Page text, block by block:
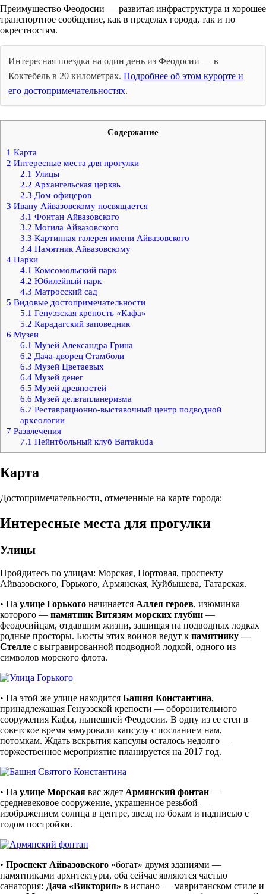
Преимущество Феодосии — развитая инфраструктура и хорошее
транспортное сообщение, как в пределах города, так и по
окрестностям.
Интересная поездка на один день из Феодосии — в
Коктебель в 20 километрах. Подробнее об этом курорте и
его достопримечательностях.
Содержание
1 Карта
2 Интересные места для прогулки
2.1 Улицы
2.2 Архангельская церквь
2.3 Дом офицеров
3 Ивану Айвазовскому посвящается
3.1 Фонтан Айвазовского
3.2 Могила Айвазовского
3.3 Картинная галерея имени Айвазовского
3.4Памятник Айвазовскому
4 Парки
4.1 Комсомольский парк
4.2 Юбилейный парк
4.3 Матросский сад
5 Видовые достопримечательности
5.1 Генуэзская крепость «Кафа»
5.2 Карадагский заповедник
6 Музеи
6.1 Музей Александра Грина
6.2 Дача-дворец Стамболи
6.3 Музей Цветаевых
6.4Музей денег
6.5 Музей древностей
6.6 Музей дельтапланеризма
6.7 Реставрационно-выставочный центр подводной
археологии
7 Развлечения
7.1 Пейнтбольный клуб Barrakuda
Карта
Достопримечательности, отмеченные на карте города:
Интересные места для прогулки
Улицы
Пройдитесь по улицам: Морская, Портовая, проспекту
Айвазовского, Горького, Армянская, Куйбышева, Татарская.
• На улице Горького начинается Аллея героев, изюминка
которого — памятник Витязям морских глубин —
феодосийцам, отдавшим жизни, защищая на подводных лодках
родные просторы. Бюсты этих воинов ведут к памятнику —
Стелле с выгравированной подводной лодкой, одного из
символов морского флота.
• На этой же улице находится Башня Константина,
принадлежащая Генуэзской крепости — оборонительного
сооружения Кафы, нынешней Феодосии. В одну из ее стен в
советское время замуровали капсулу с посланием нам,
потомкам. Ждать вскрытия капсулы осталось недолго —
торжественное мероприятие планируется на 2017 год.
• На улице Морская вас ждет Армянский фонтан —
средневековое сооружение, украшенное резьбой —
изображением солнца в центре, звезд по бокам и надписью с
годом постройки.
• Проспект Айвазовского «богат» двумя зданиями —
памятниками архитектуры, оба сейчас являются частью
санатория: Дача «Виктория» в испано — мавританском стиле и